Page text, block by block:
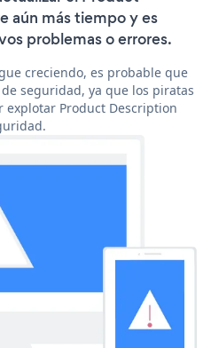
aún más tiempo y es
problemas o errores.
creciendo, es probable que
seguridad, ya que los piratas
Product Description